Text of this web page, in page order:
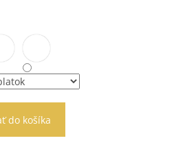
do košíka